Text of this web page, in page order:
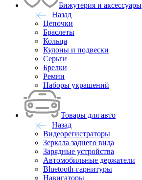
Бижутерия и аксессуары
Назад
Цепочки
Браслеты
Кольца
Кулоны и подвески
Серьги
Брелки
Ремни
Наборы украшений
Товары для авто
Назад
Видеорегистраторы
Зеркала заднего вида
Зарядные устройства
Автомобильные держатели
Bluetooth-гарнитуры
Навигаторы